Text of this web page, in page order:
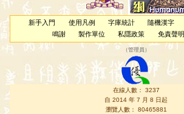
新手入門 使用凡例 字庫統計 隨機漢字
鳴謝
製作單位 私隱政策 免責聲明
（管理員 ）
在線人數： 3237
自 2014 年 7 月 8 日起
瀏覽人數： 80465881